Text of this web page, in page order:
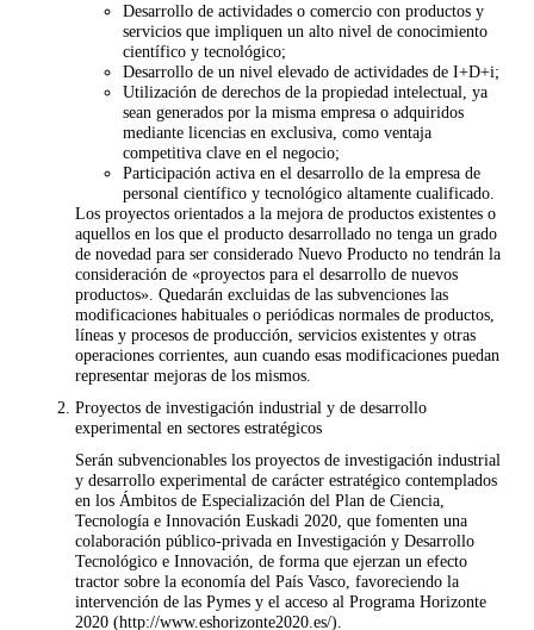
Desarrollo de actividades o comercio con productos y
servicios que impliquen un alto nivel de conocimiento
científico y tecnológico;
Desarrollo de un nivel elevado de actividades de I+D+i;
Utilización de derechos de la propiedad intelectual, ya
sean generados por la misma empresa o adquiridos
mediante licencias en exclusiva, como ventaja
competitiva clave en el negocio;
Participación activa en el desarrollo de la empresa de
personal científico y tecnológico altamente cualificado.
Los proyectos orientados a la mejora de productos existentes o
aquellos en los que el producto desarrollado no tenga un grado
de novedad para ser considerado Nuevo Producto no tendrán la
consideración de «proyectos para el desarrollo de nuevos
productos». Quedarán excluidas de las subvenciones las
modificaciones habituales o periódicas normales de productos,
líneas y procesos de producción, servicios existentes y otras
operaciones corrientes, aun cuando esas modificaciones puedan
representar mejoras de los mismos.
Proyectos de investigación industrial y de desarrollo
experimental en sectores estratégicos
Serán subvencionables los proyectos de investigación industrial
y desarrollo experimental de carácter estratégico contemplados
en los Ámbitos de Especialización del Plan de Ciencia,
Tecnología e Innovación Euskadi 2020, que fomenten una
colaboración público-privada en Investigación y Desarrollo
Tecnológico e Innovación, de forma que ejerzan un efecto
tractor sobre la economía del País Vasco, favoreciendo la
intervención de las Pymes y el acceso al Programa Horizonte
2020 (http://www.eshorizonte2020.es/).